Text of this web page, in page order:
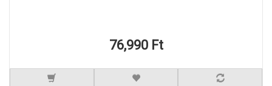
76,990 Ft